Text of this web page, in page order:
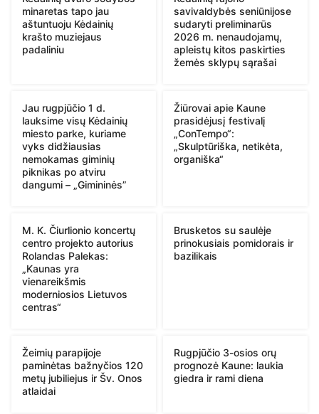
minaretas tapo jau
aštuntuoju Kėdainių
krašto muziejaus
padaliniu
savivaldybės seniūnijose
sudaryti preliminarūs
2026 m. nenaudojamų,
apleistų kitos paskirties
žemės sklypų sąrašai
Jau rugpjūčio 1 d.
lauksime visų Kėdainių
miesto parke, kuriame
vyks didžiausias
nemokamas giminių
piknikas po atviru
dangumi – „Gimininės”
Žiūrovai apie Kaune
prasidėjusį festivalį
„ConTempo“:
„Skulptūriška, netikėta,
organiška“
M. K. Čiurlionio koncertų
centro projekto autorius
Rolandas Palekas:
„Kaunas yra
vienareikšmis
moderniosios Lietuvos
centras“
Brusketos su saulėje
prinokusiais pomidorais ir
bazilikais
Žeimių parapijoje
paminėtas bažnyčios 120
metų jubiliejus ir Šv. Onos
atlaidai
Rugpjūčio 3-osios orų
prognozė Kaune: laukia
giedra ir rami diena